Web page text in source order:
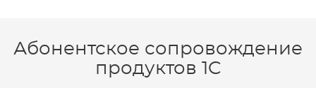
Абонентское сопровождение
продуктов 1C